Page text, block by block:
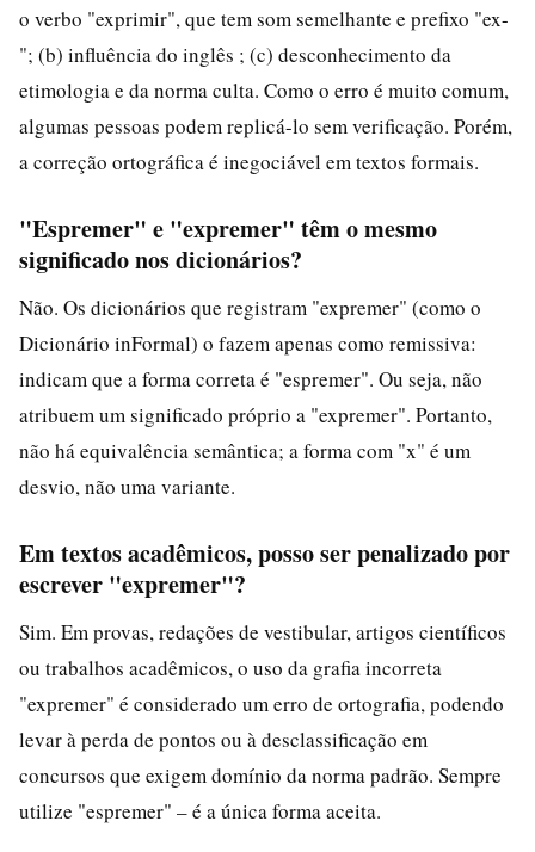
o verbo "exprimir", que tem som semelhante e prefixo "ex-
"; (b) influência do inglês ; (c) desconhecimento da
etimologia e da norma culta. Como o erro é muito comum,
algumas pessoas podem replicá-lo sem verificação. Porém,
a correção ortográfica é inegociável em textos formais.
"Espremer" e "expremer" têm o mesmo
significado nos dicionários?
Não. Os dicionários que registram "expremer" (como o
Dicionário inFormal) o fazem apenas como remissiva:
indicam que a forma correta é "espremer". Ou seja, não
atribuem um significado próprio a "expremer". Portanto,
não há equivalência semântica; a forma com "x" é um
desvio, não uma variante.
Em textos acadêmicos, posso ser penalizado por
escrever "expremer"?
Sim. Em provas, redações de vestibular, artigos científicos
ou trabalhos acadêmicos, o uso da grafia incorreta
"expremer" é considerado um erro de ortografia, podendo
levar à perda de pontos ou à desclassificação em
concursos que exigem domínio da norma padrão. Sempre
utilize "espremer" – é a única forma aceita.